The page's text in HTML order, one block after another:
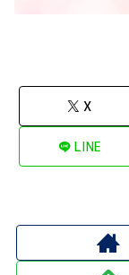
X
LINE